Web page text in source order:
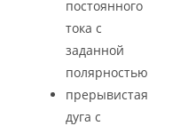
постоянного
тока с
заданной
полярностью
прерывистая
дуга с